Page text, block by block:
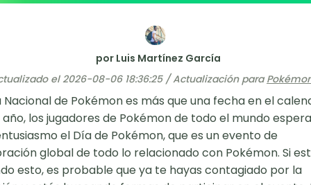
por Luis Martínez García
el 2026-08-06 18:36:25 / Actualización para
Nacional de Pokémon es más que una fecha en el
los jugadores de Pokémon de todo el mundo
el Día de Pokémon, que es un evento de
global de todo lo relacionado con Pokémon. Si
esto, es probable que ya te hayas contagiado por la